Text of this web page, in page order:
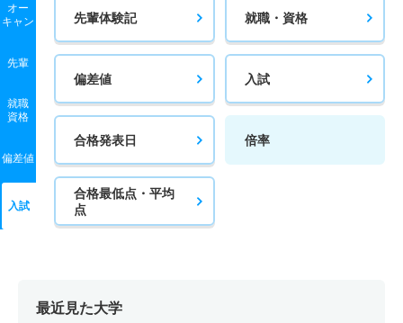
オー
キャン
先輩
就職
資格
偏差値
入試
先輩体験記 就職・資格
偏差値 入試
合格発表日 倍率
合格最低点・平均
点
最近見た大学